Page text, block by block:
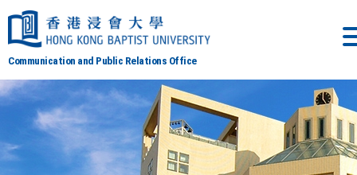
Communication and Public Relations Office